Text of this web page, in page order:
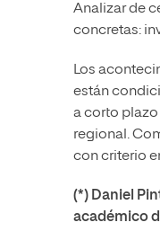
Analizar de
concretas:
Los
están
a corto
regional.
con criterio
(*) Daniel
académico